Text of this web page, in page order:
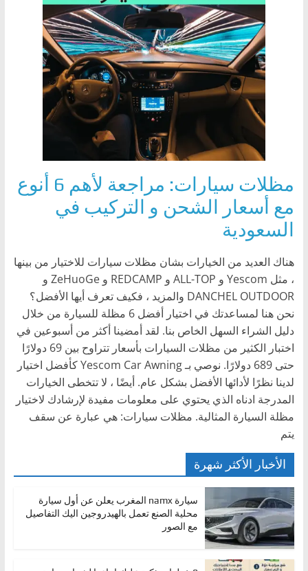
مظلات سيارات: مراجعة لأهم 6 أنوع
مع أسعار الشحن و التركيب في
السعودية
هناك العديد من الخيارات بشان مظلات سيارات للاختيار من بينها
، مثل Yescom و ALL-TOP و REDCAMP و ZeHuoGe و
DANCHEL OUTDOOR والمزيد ، فكيف تعرف أيها الأفضل؟
نحن هنا لمساعدتك في اختيار أفضل 6 مظلة للسيارة من خلال
دليل الشراء السهل الخاص بنا. لقد أمضينا أكثر من أسبوعين في
اختبار الكثير من مظلات السيارات بأسعار تتراوح بين 69 دولارًا
حتى 689 دولارًا. نوصي بـ Yescom Car Awning كأفضل اختيار
لدينا نظرًا لأدائها الأفضل بشكل عام. أيضًا ، لا تتخطى الخيارات
المدرجة ادناه الذي يحتوي على معلومات مفيدة لإرشادك لاختيار
مظلة السيارة المثالية. مظلات سيارات: هي عبارة عن سقف
يتم
الأخبار الأكثر شهرة
سيارة namx المغرب يعلن عن أول سيارة
محلية الصنع تعمل بالهيدروجين اليك التفاصيل
مع الصور